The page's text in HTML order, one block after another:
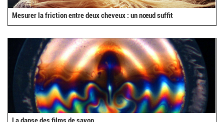
Mesurer la friction entre deux cheveux : un nœud suffit